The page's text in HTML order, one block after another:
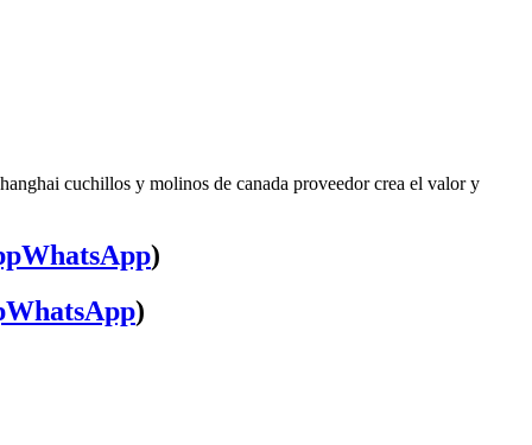
cuchillos y molinos de canada proveedor crea el valor y
WhatsApp)
WhatsApp)